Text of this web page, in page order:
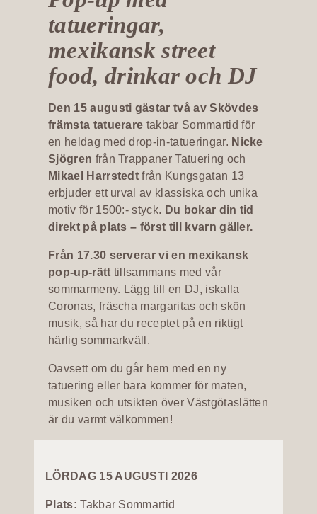
tatueringar,
mexikansk street
food, drinkar och DJ
Den 15 augusti gästar två av Skövdes
främsta tatuerare takbar Sommartid för
en heldag med drop-in-tatueringar. Nicke
Sjögren från Trappaner Tatuering och
Mikael Harrstedtfrån Kungsgatan 13
erbjuder ett urval av klassiska och unika
motiv för 1500:- styck. Du bokar din tid
direkt på plats – först till kvarn gäller.
Från 17.30 serverar vi en mexikansk
pop-up-rätt tillsammans med vår
sommarmeny. Lägg till en DJ, iskalla
Coronas, fräscha margaritas och skön
musik, så har du receptet på en riktigt
härlig sommarkväll.
Oavsett om du går hem med en ny
tatuering eller bara kommer för maten,
musiken och utsikten över Västgötaslätten
är du varmt välkommen!
LÖRDAG 15 AUGUSTI 2026
Plats: Takbar Sommartid